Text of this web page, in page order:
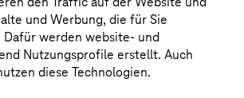
und Werbung, die für Sie
Dafür werden website- und
Nutzungsprofile erstellt. Auch
diese Technologien.